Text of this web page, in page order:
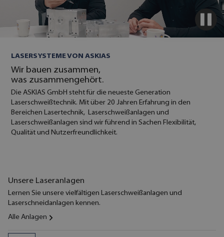
LASERSYSTEME VON ASKIAS
Wir bauen zusammen,
was zusammengehört.
Die ASKIAS GmbH steht für die neueste Generation
Laserschweißtechnik. Mit über 20 Jahren Erfahrung in den
Bereichen Lasertechnik, Laserschweißanlagen und
Laserschweißanlagen sind wir führend in Sachen Flexibilität,
Qualität und Nutzerfreundlichkeit.
Unsere Laseranlagen
Lernen Sie unsere vielfältigen Laserschweißanlagen und
Laserschneidanlagen kennen.
Alle Anlagen